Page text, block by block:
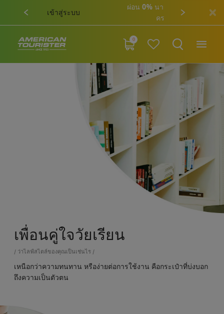
ผ่อน 0% นาน 6 เดือน เมื่อช้อปสินค้า
0
เพื่อนคู่ใจวัยเรียน
/ ว่าไลฟ์สไตล์ของคุณเป็นเช่นไร /
เหนือกว่าความทนทาน หรือง่ายต่อการใช้งาน คือกระเป๋าที่บ่งบอก
ถึงความเป็นตัวตน